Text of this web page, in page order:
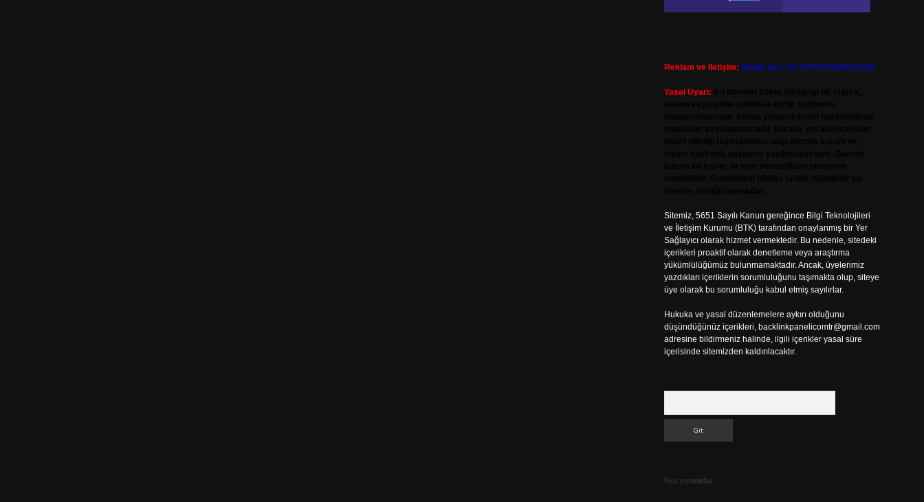
Reklam ve İletişim: Skype: live:.cid.575569c608265c69
Yasal Uyarı:
Sitemiz, 5651 Sayılı Kanun gereğince Bilgi Teknolojileri
ve İletişim Kurumu (BTK) tarafından onaylanmış bir Yer
Sağlayıcı olarak hizmet vermektedir. Bu nedenle, sitedeki
içerikleri proaktif olarak denetleme veya araştırma
yükümlülüğümüz bulunmamaktadır. Ancak, üyelerimiz
yazdıkları içeriklerin sorumluluğunu taşımakta olup, siteye
üye olarak bu sorumluluğu kabul etmiş sayılırlar.
Hukuka ve yasal düzenlemelere aykırı olduğunu
düşündüğünüz içerikleri, backlinkpanelicomtr@gmail.com
adresine bildirmeniz halinde, ilgili içerikler yasal süre
içerisinde sitemizden kaldırılacaktır.
Son yorumlar